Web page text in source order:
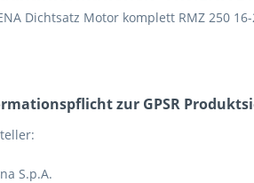
Dichtsatz Motor komplett RMZ 250 16-
zur GPSR
S.p.A.